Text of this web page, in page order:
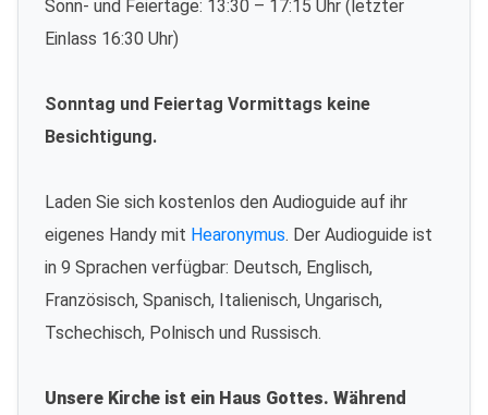
Sonn- und Feiertage: 13:30 – 17:15 Uhr (letzter
Einlass 16:30 Uhr)
Sonntag und Feiertag Vormittags keine
Besichtigung.
Laden Sie sich kostenlos den Audioguide auf ihr
eigenes Handy mit Hearonymus. Der Audioguide ist
in 9 Sprachen verfügbar: Deutsch, Englisch,
Französisch, Spanisch, Italienisch, Ungarisch,
Tschechisch, Polnisch und Russisch.
Unsere Kirche ist ein Haus Gottes. Während